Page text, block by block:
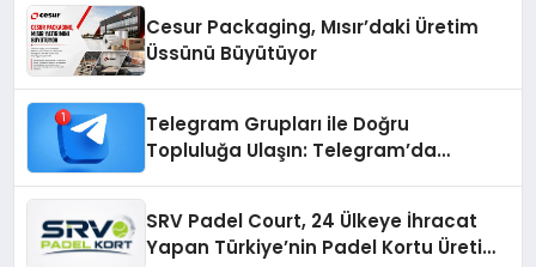
Cesur Packaging, Mısır’daki Üretim
Üssünü Büyütüyor
Telegram Grupları ile Doğru
Topluluğa Ulaşın: Telegram’da
SRV Padel Court, 24 Ülkeye İhracat
Yapan Türkiye’nin Padel Kortu Üretim